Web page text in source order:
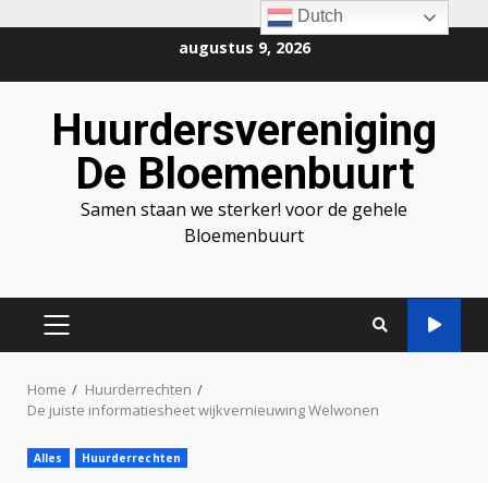
inhoud
augustus 9, 2026
Huurdersvereniging
De Bloemenbuurt
Samen staan we sterker! voor de gehele
Bloemenbuurt
PRIMAIR
Home
Huurderrechten
De juiste informatiesheet wijkvernieuwing Welwonen
Alles Huurderrechten
Dutch